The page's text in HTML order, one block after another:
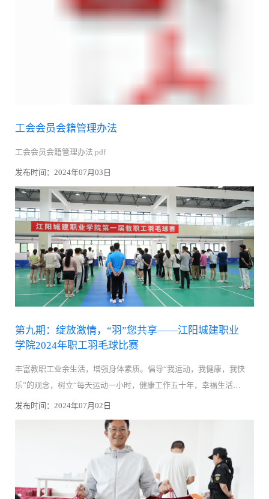
工会会员会籍管理办法
工会会员会籍管理办法.pdf
发布时间：2024年07月03日
第九期：绽放激情，“羽”您共享——江阳城建职业
学院2024年职工羽毛球比赛
丰富教职工业余生活，增强身体素质。倡导“我运动，我健康，我快
乐”的观念，树立“每天运动一小时，健康工作五十年，幸福生活一
辈子”的理念。我校于6月28日开展职工羽毛球比赛活动。
发布时间：2024年07月02日